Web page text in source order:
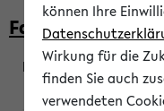
Faculty of
200923
können Ihre
Wirkung für die
finden Sie auch
verwendeten